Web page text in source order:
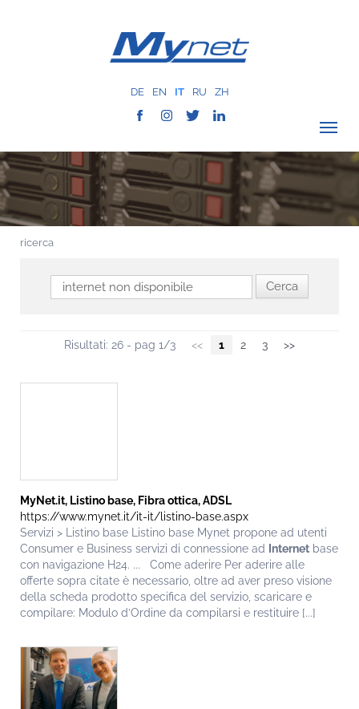
DE EN IT RU ZH
VERIFICA COPERTURA
AZIENDA
RETE
SERVIZI
MYNET
CASE HISTORY
ricerca
Risultati: 26 - pag 1/3 << 1 2 3 >>
MyNet.it, Listino base, Fibra ottica, ADSL
https://www.mynet.it/it-it/listino-base.aspx
Servizi > Listino base Listino base Mynet propone ad utenti
Consumer e Business servizi di connessione ad
Internet base
con navigazione H24. ... Come aderire Per aderire alle
offerte sopra citate è necessario, oltre ad aver preso visione
della scheda prodotto specifica del servizio, scaricare e
compilare: Modulo d’Ordine da compilarsi e restituire [...]